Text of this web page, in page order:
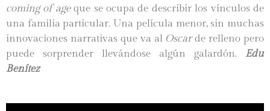
coming of ageque se ocupa de describir los vínculos de
una familia particular. Una película menor, sin muchas
innovaciones narrativas que va al Oscarde relleno pero
puede sorprender llevándose algún galardón. Edu
Benítez